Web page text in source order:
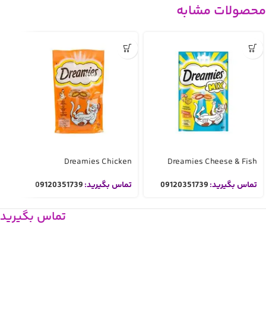
محصولات مشابه
Dreamies Cheese & Fish
تماس بگیرید:09120351739
Dreamies Chicken
تماس بگیرید:09120351739
تماس بگیرید